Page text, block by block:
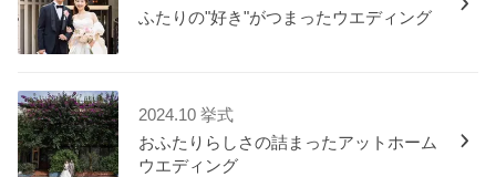
ふたりの"好き"がつまったウエディング
2024.10 挙式
おふたりらしさの詰まったアットホーム
ウエディング